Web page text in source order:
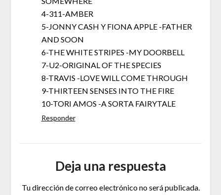
4-311-AMBER
5-JONNY CASH Y FIONA APPLE -FATHER
AND SOON
6-THE WHITE STRIPES -MY DOORBELL
7-U2-ORIGINAL OF THE SPECIES
8-TRAVIS -LOVE WILL COME THROUGH
9-THIRTEEN SENSES INTO THE FIRE
10-TORI AMOS -A SORTA FAIRYTALE
Responder
Deja una respuesta
Tu dirección de correo electrónico no será publicada.